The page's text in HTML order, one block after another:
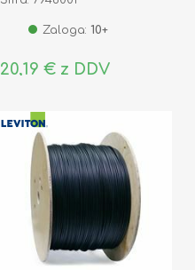
Zaloga: 10+
20,19 € z DDV